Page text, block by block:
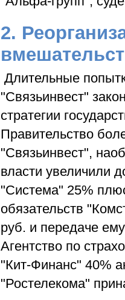
2.
Длительные
"Связьинвест"
стратегии
Правительство
"Связьинвест",
власти увеличили
"Система" 25%
обязательств
руб. и передаче
Агентство по
"Кит-Финанс" 40%
"Ростелекома"